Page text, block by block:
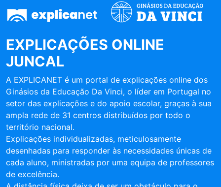
EXPLICAÇÕES ONLINE
JUNCAL
A EXPLICANET é um portal de explicações online dos
Ginásios da Educação Da Vinci, o líder em Portugal no
setor das explicações e do apoio escolar, graças à sua
ampla rede de 31 centros distribuídos por todo o
território nacional.
Explicações individualizadas, meticulosamente
desenhadas para responder às necessidades únicas de
cada aluno, ministradas por uma equipa de professores
de excelência.